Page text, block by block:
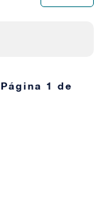
Página 1 de